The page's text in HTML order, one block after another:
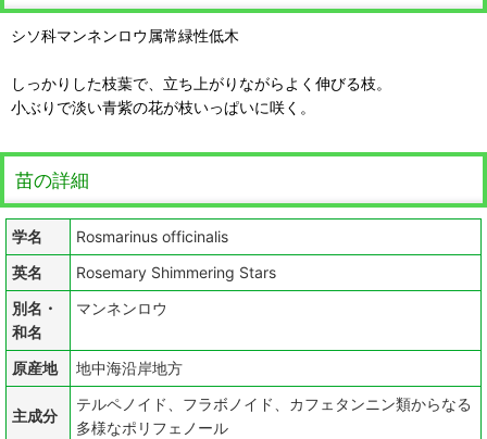
シソ科マンネンロウ属常緑性低木
しっかりした枝葉で、立ち上がりながらよく伸びる枝。
小ぶりで淡い青紫の花が枝いっぱいに咲く。
苗の詳細
学名
Rosmarinus officinalis
英名
Rosemary Shimmering Stars
別名・
和名
マンネンロウ
原産地 地中海沿岸地方
主成分
テルペノイド、フラボノイド、カフェタンニン類からなる
多様なポリフェノール